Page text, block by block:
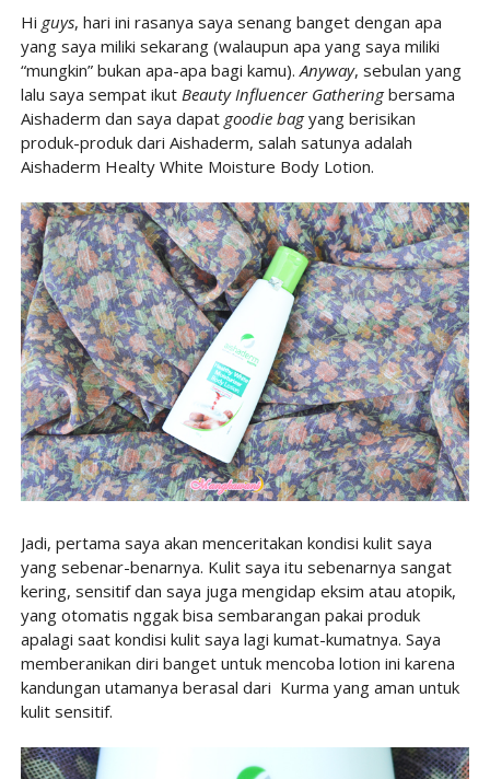
Hi guys, hari ini rasanya saya senang banget dengan apa
yang saya miliki sekarang (walaupun apa yang saya miliki
“mungkin” bukan apa-apa bagi kamu).Anyway, sebulan yang
lalu saya sempat ikut Beauty Influencer Gatheringbersama
Aishaderm dan saya dapat goodie bagyang berisikan
produk-produk dari Aishaderm, salah satunya adalah
Aishaderm Healty White Moisture Body Lotion.
Jadi, pertama saya akan menceritakan kondisi kulit saya
yang sebenar-benarnya. Kulit saya itu sebenarnya sangat
kering, sensitif dan saya juga mengidap eksim atau atopik,
yang otomatis nggak bisa sembarangan pakai produk
apalagi saat kondisi kulit saya lagi kumat-kumatnya. Saya
memberanikan diri banget untuk mencoba lotion ini karena
kandungan utamanya berasal dari Kurma yang aman untuk
kulit sensitif.